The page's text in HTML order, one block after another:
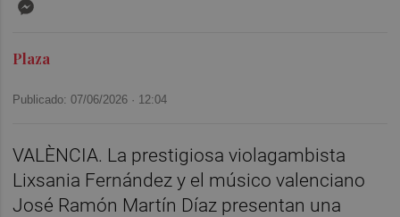
Plaza
Publicado: 07/06/2026 · 12:04
VALÈNCIA. La prestigiosa violagambista
Lixsania Fernández y el músico valenciano
José Ramón Martín Díaz presentan una